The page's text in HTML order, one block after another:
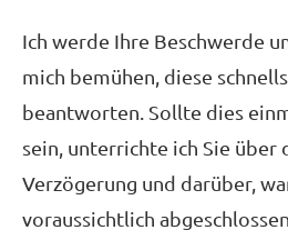
Ich werde Ihre Beschwerde
mich bemühen, diese
beantworten. Sollte dies
sein, unterrichte ich Sie über
Verzögerung und darüber,
voraussichtlich